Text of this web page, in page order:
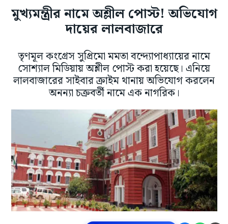
মুখ্যমন্ত্রীর নামে অশ্লীল পোস্ট! অভিযোগ
দায়ের লালবাজারে
তৃণমূল কংগ্রেস সুপ্রিমো মমতা বন্দ্যোপাধ্যায়ের নামে
সোশ্যাল মিডিয়ায় অশ্লীল পোস্ট করা হয়েছে। এনিয়ে
লালবাজারের সাইবার ক্রাইম থানায় অভিযোগ করলেন
অনন্যা চক্রবর্তী নামে এক নাগরিক।